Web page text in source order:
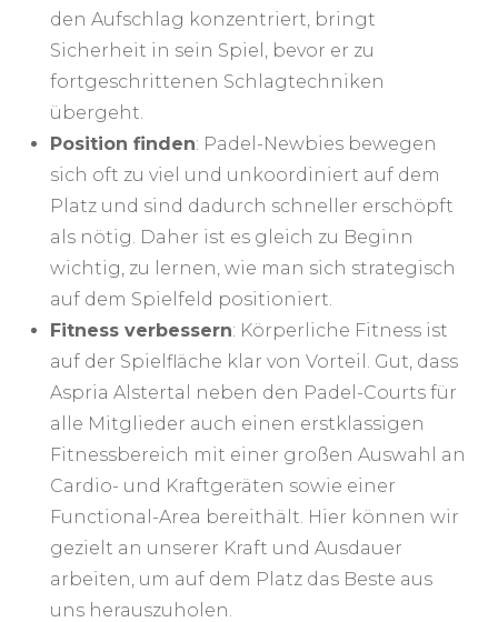
den Aufschlag konzentriert, bringt
Sicherheit in sein Spiel, bevor er zu
fortgeschrittenen Schlagtechniken
übergeht.
Position finden: Padel-Newbies bewegen
sich oft zu viel und unkoordiniert auf dem
Platz und sind dadurch schneller erschöpft
als nötig. Daher ist es gleich zu Beginn
wichtig, zu lernen, wie man sich strategisch
auf dem Spielfeld positioniert.
Fitness verbessern: Körperliche Fitness ist
auf der Spielfläche klar von Vorteil. Gut, dass
Aspria Alstertal neben den Padel-Courts für
alle Mitglieder auch einen erstklassigen
Fitnessbereich mit einer großen Auswahl an
Cardio- und Kraftgeräten sowie einer
Functional-Area bereithält. Hier können wir
gezielt an unserer Kraft und Ausdauer
arbeiten, um auf dem Platz das Beste aus
uns herauszuholen.